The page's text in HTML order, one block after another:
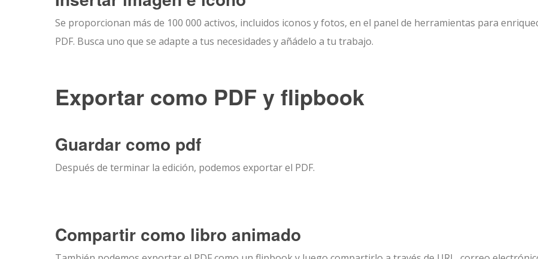
Se proporcionan más de 100 000 activos, incluidos iconos y fotos, en el panel de herramientas para
PDF. Busca uno que se adapte a tus necesidades y añádelo a tu trabajo.
Exportar como PDF y flipbook
Guardar como pdf
Después de terminar la edición, podemos exportar el PDF.
Compartir como libro animado